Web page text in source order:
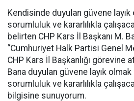
Kendisinde duyulan güvene
sorumluluk ve kararlılıkla
belirten CHP Kars İl Başkanı M.
“Cumhuriyet Halk Partisi Genel
CHP Kars İl Başkanlığı görevine
Bana duyulan güvene layık
sorumluluk ve kararlılıkla
bilgisine sunuyorum.